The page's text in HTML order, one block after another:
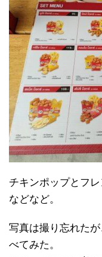
チキンポップとフ
などなど。
写真は撮り忘れた
べてみた。